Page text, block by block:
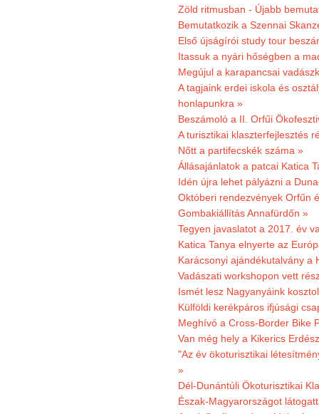
Zöld ritmusban - Újabb
Bemutatkozik a Szennai
Első újságírói study tour
Itassuk a nyári hőségben a
Megújul a karapancsai
A tagjaink erdei iskola és
honlapunkra »
Beszámoló a II. Orfűi
A turisztikai klaszterfejlesztés
Nőtt a partifecskék száma »
Állásajánlatok a patcai Katica
Idén újra lehet pályázni a
Októberi rendezvények Orfűn
Gombakiállítás Annafürdőn »
Tegyen javaslatot a 2017. év
Katica Tanya elnyerte az
Karácsonyi ajándékutalvány a
Vadászati workshopon vett
Ismét lesz Nagyanyáink
Külföldi kerékpáros ifjúsági
Meghívó a Cross-Border Bike
Van még hely a Kikerics
"Az év ökoturisztikai
»
Dél-Dunántúli Ökoturisztikai
Észak-Magyarországot